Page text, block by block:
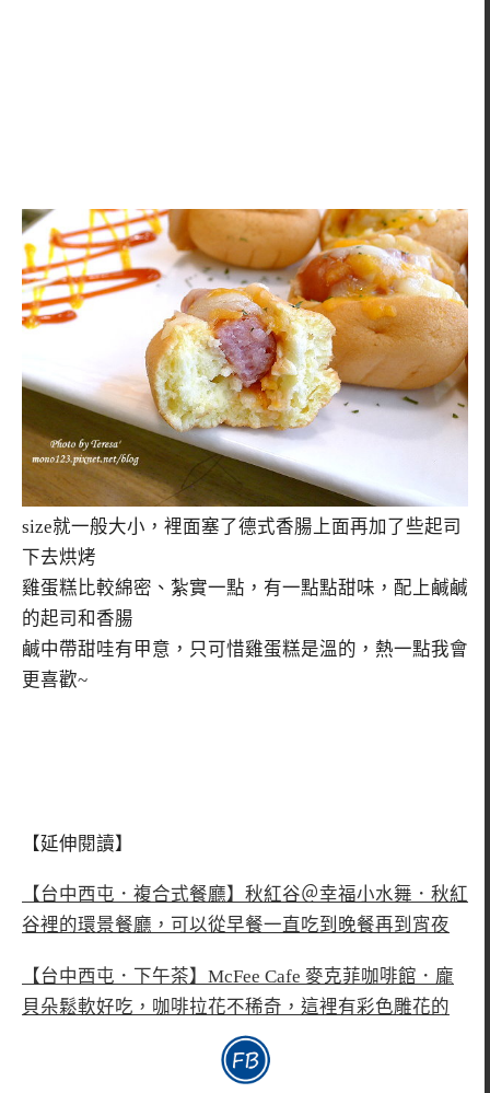
size就一般大小，裡面塞了德式香腸上面再加了些起司
下去烘烤
雞蛋糕比較綿密、紮實一點，有一點點甜味，配上鹹鹹
的起司和香腸
鹹中帶甜哇有甲意，只可惜雞蛋糕是溫的，熱一點我會
更喜歡~
【延伸閱讀】
【台中西屯．複合式餐廳】秋紅谷＠幸福小水舞．秋紅
谷裡的環景餐廳，可以從早餐一直吃到晚餐再到宵夜
【台中西屯．下午茶】McFee Cafe 麥克菲咖啡館．龐
貝朵鬆軟好吃，咖啡拉花不稀奇，這裡有彩色雕花的